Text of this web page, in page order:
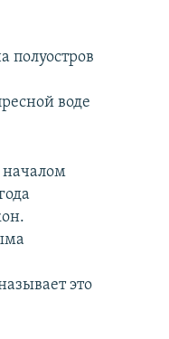
полуостров
воде
началом
это